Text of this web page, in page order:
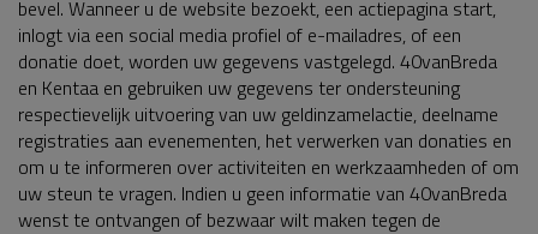
bevel. Wanneer u de website bezoekt, een actiepagina start,
inlogt via een social media profiel of e-mailadres, of een
donatie doet, worden uw gegevens vastgelegd. 40vanBreda
en Kentaa en gebruiken uw gegevens ter ondersteuning
respectievelijk uitvoering van uw geldinzamelactie, deelname
registraties aan evenementen, het verwerken van donaties en
om u te informeren over activiteiten en werkzaamheden of om
uw steun te vragen. Indien u geen informatie van 40vanBreda
wenst te ontvangen of bezwaar wilt maken tegen de